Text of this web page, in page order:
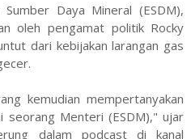
Daya Mineral (ESDM),
oleh pengamat politik Rocky
dari kebijakan larangan gas
kemudian mempertanyakan
seorang Menteri (ESDM)," ujar
dalam podcast di kanal